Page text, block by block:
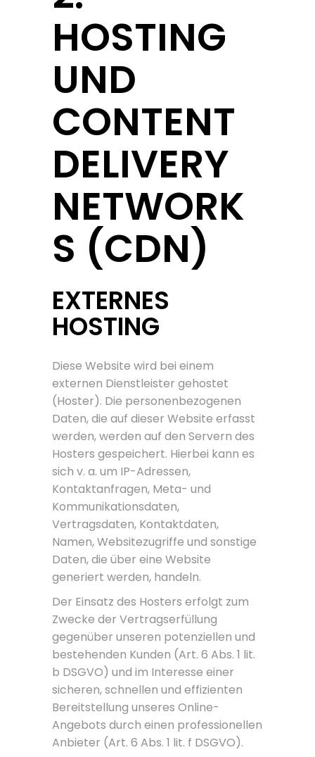
HOSTING
UND
CONTENT
DELIVERY
NETWORK
S (CDN)
EXTERNES
HOSTING
Diese Website wird bei einem
externen Dienstleister gehostet
(Hoster). Die personenbezogenen
Daten, die auf dieser Website erfasst
werden, werden auf den Servern des
Hosters gespeichert. Hierbei kann es
sich v. a. um IP-Adressen,
Kontaktanfragen, Meta- und
Kommunikationsdaten,
Vertragsdaten, Kontaktdaten,
Namen, Websitezugriffe und sonstige
Daten, die über eine Website
generiert werden, handeln.
Der Einsatz des Hosters erfolgt zum
Zwecke der Vertragserfüllung
gegenüber unseren potenziellen und
bestehenden Kunden (Art. 6 Abs. 1 lit.
b DSGVO) und im Interesse einer
sicheren, schnellen und effizienten
Bereitstellung unseres Online-
Angebots durch einen professionellen
Anbieter (Art. 6 Abs. 1 lit. f DSGVO).